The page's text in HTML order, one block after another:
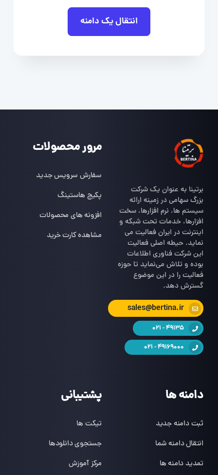
انتقال یک دامنه
برتینا به عنوان یک شرکت
بزرگ سهامی در زمینه ارائه
سیستم ها، نرم افزارها، سخت
افزارها، خدمات تحت شبکه و
اینترنت در ایران فعالیت می
نماید. حیطه اصلی فعالیت
این شرکت فناوری اطلاعات
بوده و تلاش می‌نماید تا حوزه
فعالیت را در این موضوع
گسترش دهد.
sales@bertina.ir
49135 - 021
49169000 - 021
مرور محصولات
سفارش سرویس جدید
پکیج هاستینگ
افزونه های محصولات
مشاهده کارت خرید
دامنه ها
ثبت دامنه جدید
انتقال دامنه شما
تمدید دامنه ها
پشتیبانی
تیکت ها
جستجوی دانلودها
مرکز آموزش